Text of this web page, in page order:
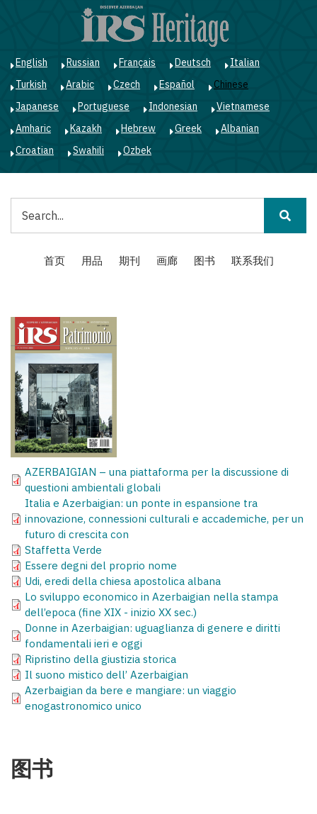
English Russian Français Deutsch
Italian
Turkish
Arabic Czech Español
Chinese
Japanese
Portuguese Indonesian
Vietnamese
Amharic
Kazakh Hebrew Greek
Albanian
Croatian
Swahili Ozbek
navigation
首页 用品 期刊 画廊 图书 联系我们
AZERBAIGIAN – una piattaforma per la discussione di
questioni ambientali globali
Italia e Azerbaigian: un ponte in espansione tra
innovazione, connessioni culturali e accademiche, per un
futuro di crescita con
Staffetta Verde
Essere degni del proprio nome
Udi, eredi della chiesa apostolica albana
Lo sviluppo economico in Azerbaigian nella stampa
dell’epoca (fine XIX - inizio XX sec.)
Donne in Azerbaigian: uguaglianza di genere e diritti
fondamentali ieri e oggi
Ripristino della giustizia storica
Il suono mistico dell’ Azerbaigian
Azerbaigian da bere e mangiare: un viaggio
enogastronomico unico
图书